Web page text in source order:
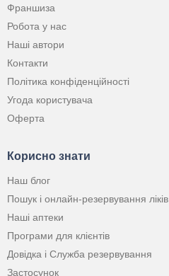
Франшиза
Робота у нас
Наші автори
Контакти
Політика конфіденційності
Угода користувача
Оферта
Корисно знати
Наш блог
Пошук і онлайн-резервування ліків
Наші аптеки
Програми для клієнтів
Довідка і Служба резервування
Застосунок